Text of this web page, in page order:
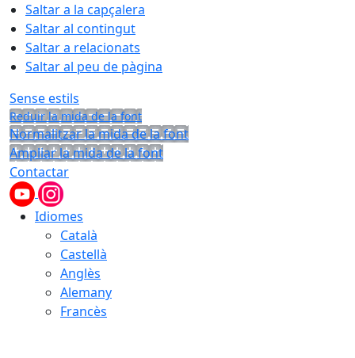
Saltar a la capçalera
Saltar al contingut
Saltar a relacionats
Saltar al peu de pàgina
Sense estils
Reduir la mida de la font
Normalitzar la mida de la font
Ampliar la mida de la font
Contactar
Idiomes
Català
Castellà
Anglès
Alemany
Francès